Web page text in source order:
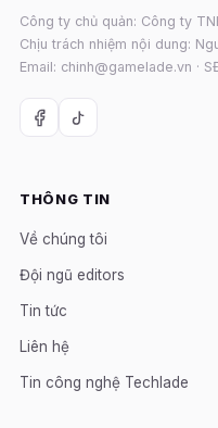
Công ty chủ quản: Công ty
Chịu trách nhiệm nội dung:
Email: chinh@gamelade.vn ·
THÔNG TIN
Về chúng tôi
Đội ngũ editors
Tin tức
Liên hệ
Tin công nghệ Techlade